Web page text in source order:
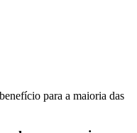
para a maioria das